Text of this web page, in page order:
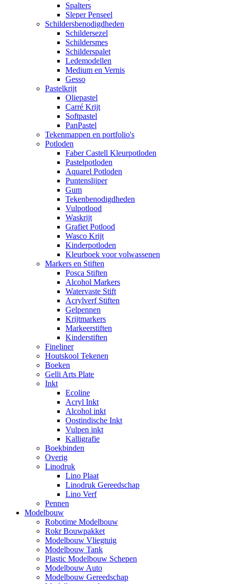
Spalters
Sleper Penseel
Schildersbenodigdheden
Schildersezel
Schildersmes
Schilderspalet
Ledemodellen
Medium en Vernis
Gesso
Pastelkrijt
Oliepastel
Carré Krijt
Softpastel
PanPastel
Tekenmappen en portfolio's
Potloden
Faber Castell Kleurpotloden
Pastelpotloden
Aquarel Potloden
Puntenslijper
Gum
Tekenbenodigdheden
Vulpotlood
Waskrijt
Grafiet Potlood
Wasco Krijt
Kinderpotloden
Kleurboek voor volwassenen
Markers en Stiften
Posca Stiften
Alcohol Markers
Watervaste Stift
Acrylverf Stiften
Gelpennen
Krijtmarkers
Markeerstiften
Kinderstiften
Fineliner
Houtskool Tekenen
Boeken
Gelli Arts Plate
Inkt
Ecoline
Acryl Inkt
Alcohol inkt
Oostindische Inkt
Vulpen inkt
Kalligrafie
Boekbinden
Overig
Linodruk
Lino Plaat
Linodruk Gereedschap
Lino Verf
Pennen
Modelbouw
Robotime Modelbouw
Rokr Bouwpakket
Modelbouw Vliegtuig
Modelbouw Tank
Plastic Modelbouw Schepen
Modelbouw Auto
Modelbouw Gereedschap